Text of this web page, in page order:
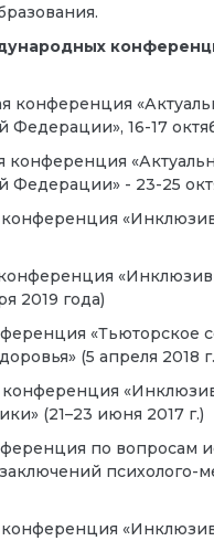
конференция
16-17
Федерации» - 23-25
2019 года)
«Тьюторское
(5 апреля 2018
(21–23 июня 2017 г.)
по вопросам
психолого-